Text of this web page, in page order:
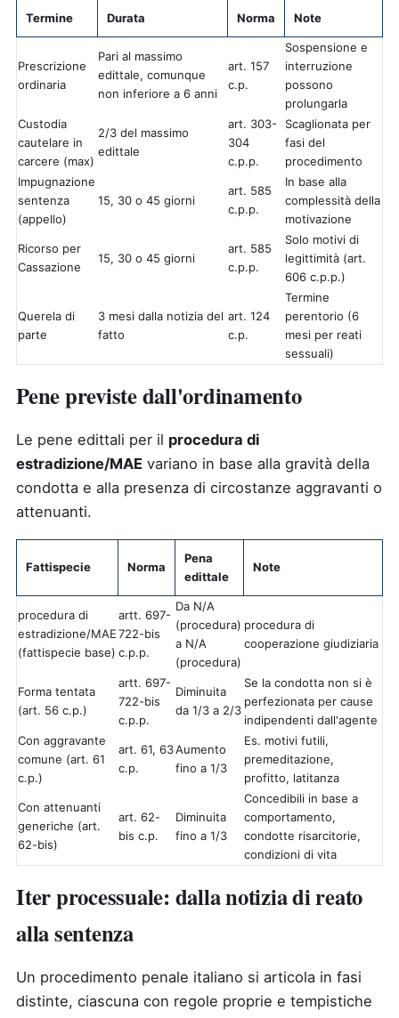
Termine Durata Norma Note
Prescrizione
ordinaria
Pari al massimo
edittale, comunque
non inferiore a 6 anni
art. 157
c.p.
Sospensione e
interruzione
possono
prolungarla
Custodia
cautelare in
carcere (max)
2/3 del massimo
edittale
art. 303-
304
c.p.p.
Scaglionata per
fasi del
procedimento
Impugnazione
sentenza
(appello)
15, 30 o 45 giorni
art. 585
c.p.p.
In base alla
complessità della
motivazione
Ricorso per
Cassazione
15, 30 o 45 giorni
art. 585
c.p.p.
Solo motivi di
legittimità (art.
606 c.p.p.)
Querela di
parte
3 mesi dalla notizia del
fatto
art. 124
c.p.
Termine
perentorio (6
mesi per reati
sessuali)
Pene previste dall'ordinamento
Le pene edittali per il procedura di
estradizione/MAE variano in base alla gravità della
condotta e alla presenza di circostanze aggravanti o
attenuanti.
Fattispecie Norma
Pena
edittale
Note
procedura di
estradizione/MAE
(fattispecie base)
artt. 697-
722-bis
c.p.p.
Da N/A
(procedura)
a N/A
(procedura)
procedura di
cooperazione giudiziaria
Forma tentata
(art. 56 c.p.)
artt. 697-
722-bis
c.p.p.
Diminuita
da 1/3 a 2/3
Se la condotta non si è
perfezionata per cause
indipendenti dall'agente
Con aggravante
comune (art. 61
c.p.)
art. 61, 63
c.p.
Aumento
fino a 1/3
Es. motivi futili,
premeditazione,
profitto, latitanza
Con attenuanti
generiche (art.
62-bis)
art. 62-
bis c.p.
Diminuita
fino a 1/3
Concedibili in base a
comportamento,
condotte risarcitorie,
condizioni di vita
Iter processuale: dalla notizia di reato
alla sentenza
Un procedimento penale italiano si articola in fasi
distinte, ciascuna con regole proprie e tempistiche